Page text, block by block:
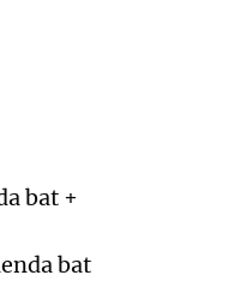
bat +
bat